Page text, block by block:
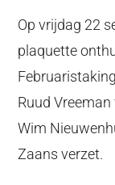
Op vrijdag 22
plaquette
Ruud
Wim
Zaans verzet.